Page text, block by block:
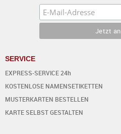
SERVICE
EXPRESS-SERVICE 24h
KOSTENLOSE NAMENSETIKETTEN
MUSTERKARTEN BESTELLEN
KARTE SELBST GESTALTEN